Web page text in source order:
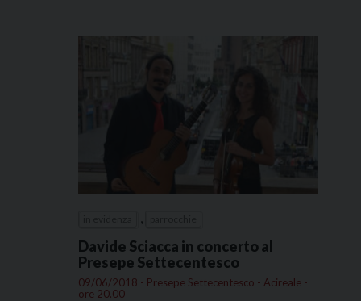
Davide Sciacca in concerto al
Presepe Settecentesco
09/06/2018 - Presepe Settecentesco - Acireale -
ore 20.00